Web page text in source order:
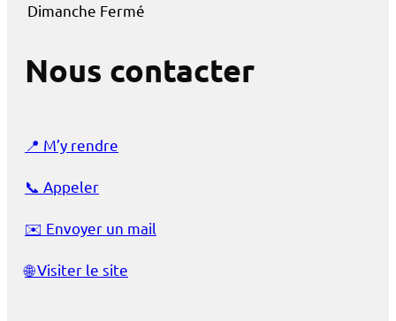
Dimanche Fermé
Nous contacter
📍 M’y rendre
📞 Appeler
✉️ Envoyer un mail
🌐Visiter le site